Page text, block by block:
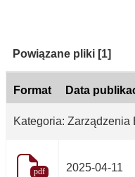
Kategoria:
Powiązane pliki [1]
Format Data
Kategoria: Zarządzenia
pdf 2025-04-11